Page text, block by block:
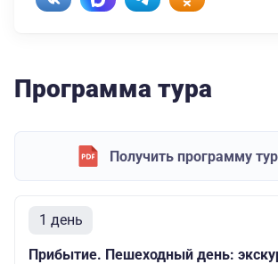
Программа тура
Получить программу
1 день
Прибытие. Пешеходный день: